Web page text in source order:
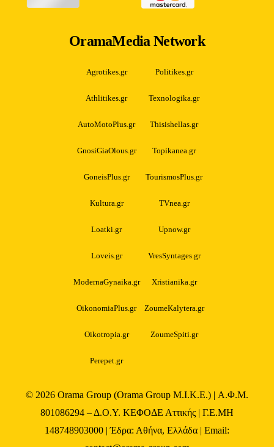
OramaMedia Network
Agrotikes.gr Politikes.gr
Athlitikes.gr Texnologika.gr
AutoMotoPlus.gr Thisishellas.gr
GnosiGiaOlous.gr Topikanea.gr
GoneisPlus.gr TourismosPlus.gr
Kultura.gr TVnea.gr
Loatki.gr Upnow.gr
Loveis.gr VresSyntages.gr
ModernaGynaika.gr Xristianika.gr
OikonomiaPlus.gr ZoumeKalytera.gr
Oikotropia.gr ZoumeSpiti.gr
Perepet.gr
© 2026 Orama Group (Orama Group Μ.Ι.Κ.Ε.) | Α.Φ.Μ.
801086294 – Δ.Ο.Υ. ΚΕΦΟΔΕ Αττικής | Γ.Ε.ΜΗ
148748903000 | Έδρα: Αθήνα, Ελλάδα | Email: